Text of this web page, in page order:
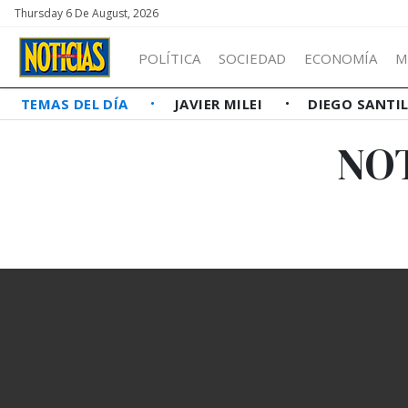
Thursday 6 De August, 2026
POLÍTICA SOCIEDAD ECONOMÍA
TEMAS DEL DÍA JAVIER MILEI DIEGO